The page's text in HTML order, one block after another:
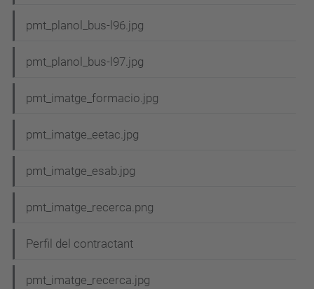
g
a
i
o
pmt_planol_bus-l96.jpg
pmt_planol_bus-l97.jpg
pmt_imatge_formacio.jpg
pmt_imatge_eetac.jpg
pmt_imatge_esab.jpg
pmt_imatge_recerca.png
Perfil del contractant
pmt_imatge_recerca.jpg